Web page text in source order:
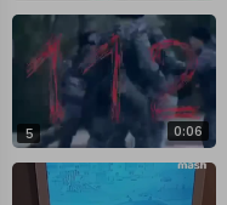
5 0:06